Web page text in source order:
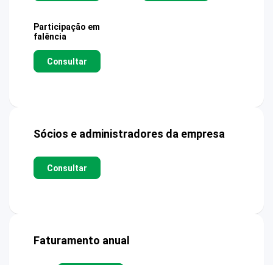
Participação em
falência
Consultar
Sócios e administradores da empresa
Consultar
Faturamento anual